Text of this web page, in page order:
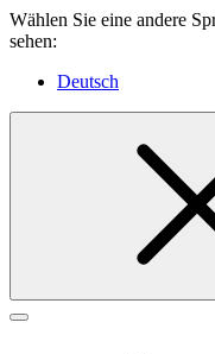
Wählen Sie eine andere
sehen:
Deutsch